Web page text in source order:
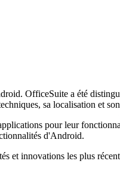
OfficeSuite a été
sa localisation et
pour leur
d'Android.
et innovations les plus